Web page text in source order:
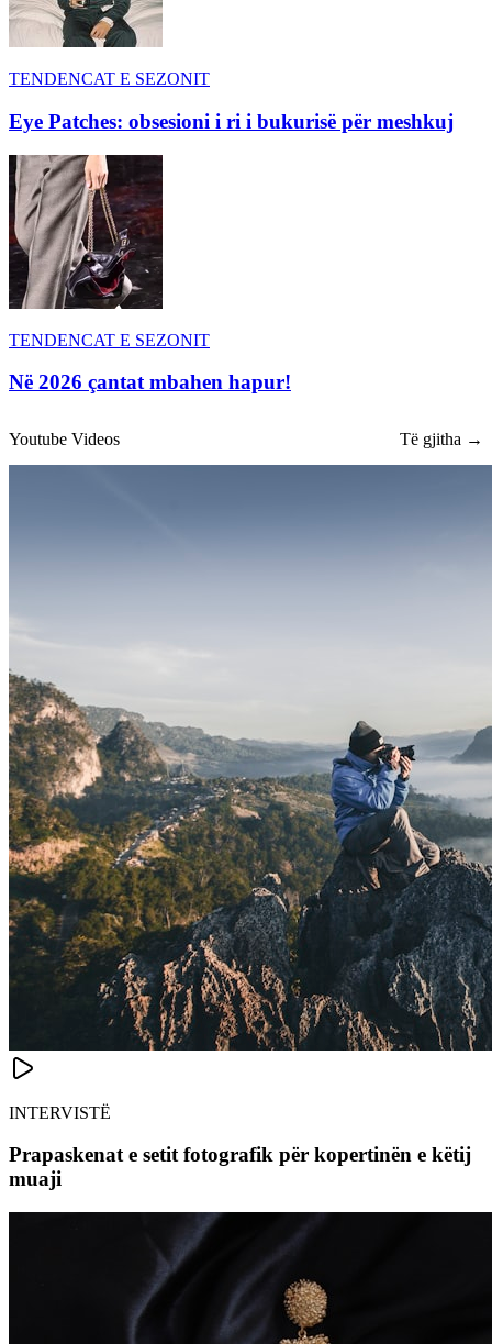
TENDENCAT E SEZONIT
Eye Patches: obsesioni i ri i bukurisë për meshkuj
TENDENCAT E SEZONIT
Në 2026 çantat mbahen hapur!
Youtube Videos Të gjitha →
INTERVISTË
Prapaskenat e setit fotografik për kopertinën e këtij
muaji